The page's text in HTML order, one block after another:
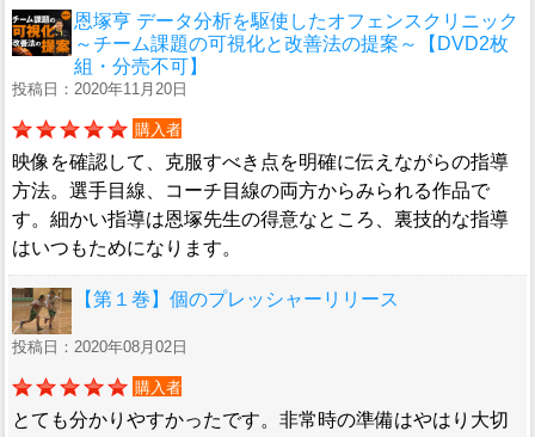
恩塚亨 データ分析を駆使したオフェンスクリニック
～チーム課題の可視化と改善法の提案～【DVD2枚
組・分売不可】
投稿日：2020年11月20日
購入者
映像を確認して、克服すべき点を明確に伝えながらの指導
方法。選手目線、コーチ目線の両方からみられる作品で
す。細かい指導は恩塚先生の得意なところ、裏技的な指導
はいつもためになります。
【第１巻】個のプレッシャーリリース
投稿日：2020年08月02日
購入者
とても分かりやすかったです。非常時の準備はやはり大切